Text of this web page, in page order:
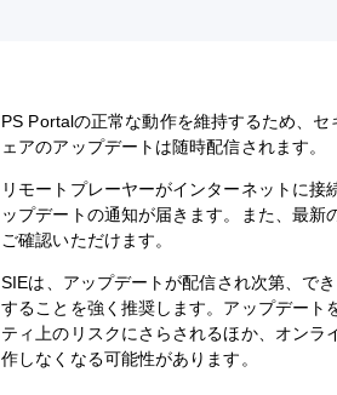
PS Portalの正常な動作を維持するため、
ェアのアップデートは随時配信されます。
リモートプレーヤーがインターネットに
ップデートの通知が届きます。また、最
ご確認いただけます。
SIEは、アップデートが配信され次第、で
することを強く推奨します。アップデート
ティ上のリスクにさらされるほか、オンラ
作しなくなる可能性があります。